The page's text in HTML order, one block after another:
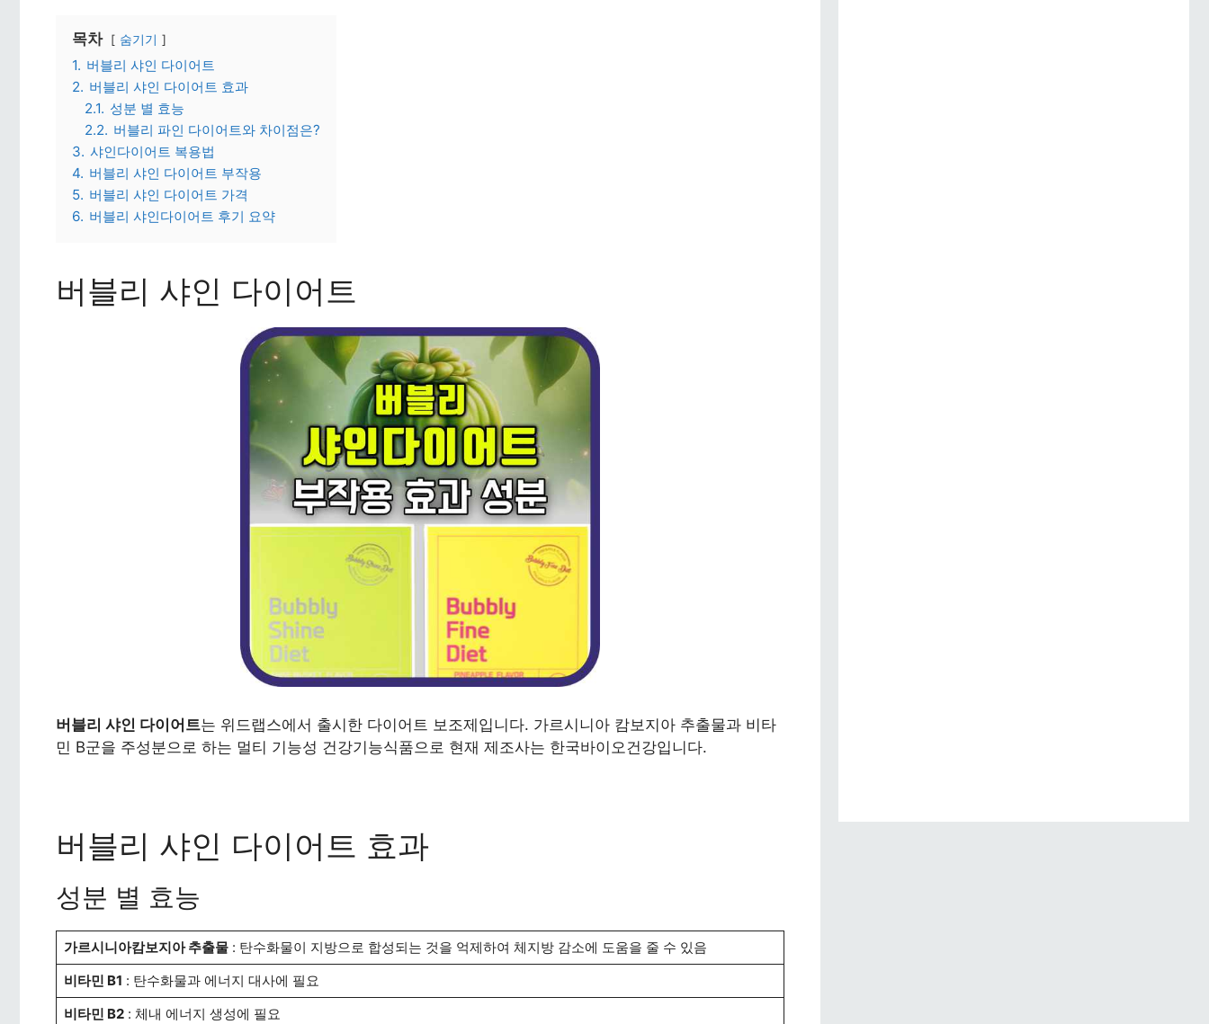
목차 숨기기
1. 버블리 샤인 다이어트
2. 버블리 샤인 다이어트 효과
2.1. 성분 별 효능
2.2. 버블리 파인 다이어트와 차이점은?
3. 샤인다이어트 복용법
4. 버블리 샤인 다이어트 부작용
5. 버블리 샤인 다이어트 가격
6. 버블리 샤인다이어트 후기 요약
버블리 샤인 다이어트
버블리 샤인 다이어트는 위드랩스에서 출시한 다이어트 보조제입니다. 가르시니아 캄보지아 추출물과 비타
민 B군을 주성분으로 하는 멀티 기능성 건강기능식품으로 현재 제조사는 한국바이오건강입니다.
버블리 샤인 다이어트 효과
성분 별 효능
가르시니아캄보지아 추출물: 탄수화물이 지방으로 합성되는 것을 억제하여 체지방 감소에 도움을 줄 수 있음
비타민 B1 : 탄수화물과 에너지 대사에 필요
비타민 B2: 체내 에너지 생성에 필요